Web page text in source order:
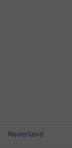
Nederland